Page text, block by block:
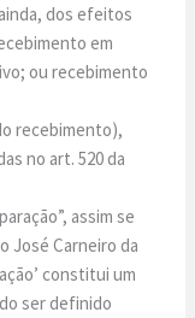
dos efeitos
em
ou recebimento
recebimento),
no art. 520 da
assim se
José Carneiro da
constitui um
ser definido